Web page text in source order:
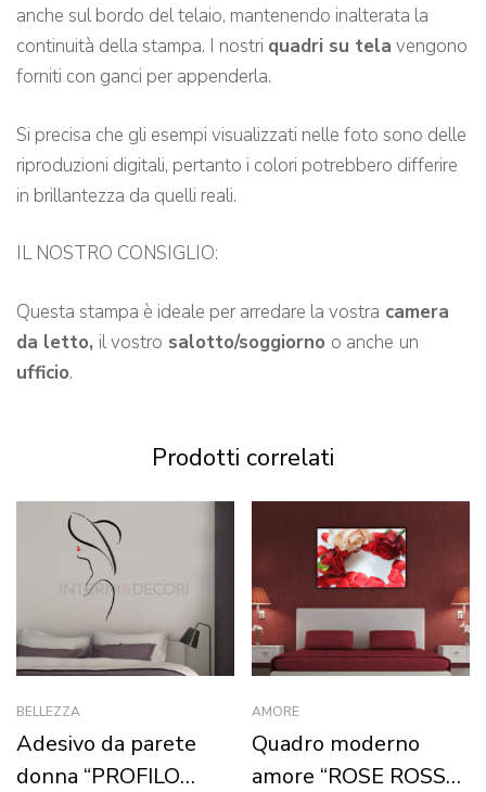
anche sul bordo del telaio, mantenendo inalterata la
continuità della stampa. I nostri quadri su tela vengono
forniti con ganci per appenderla.
Si precisa che gli esempi visualizzati nelle foto sono delle
riproduzioni digitali, pertanto i colori potrebbero differire
in brillantezza da quelli reali.
IL NOSTRO CONSIGLIO:
Questa stampa è ideale per arredare la vostra camera
da letto, il vostro salotto/soggiorno o anche un
ufficio.
Prodotti correlati
BELLEZZA
Adesivo da parete
donna “PROFILO
AMORE
Quadro moderno
amore “ROSE ROSSE